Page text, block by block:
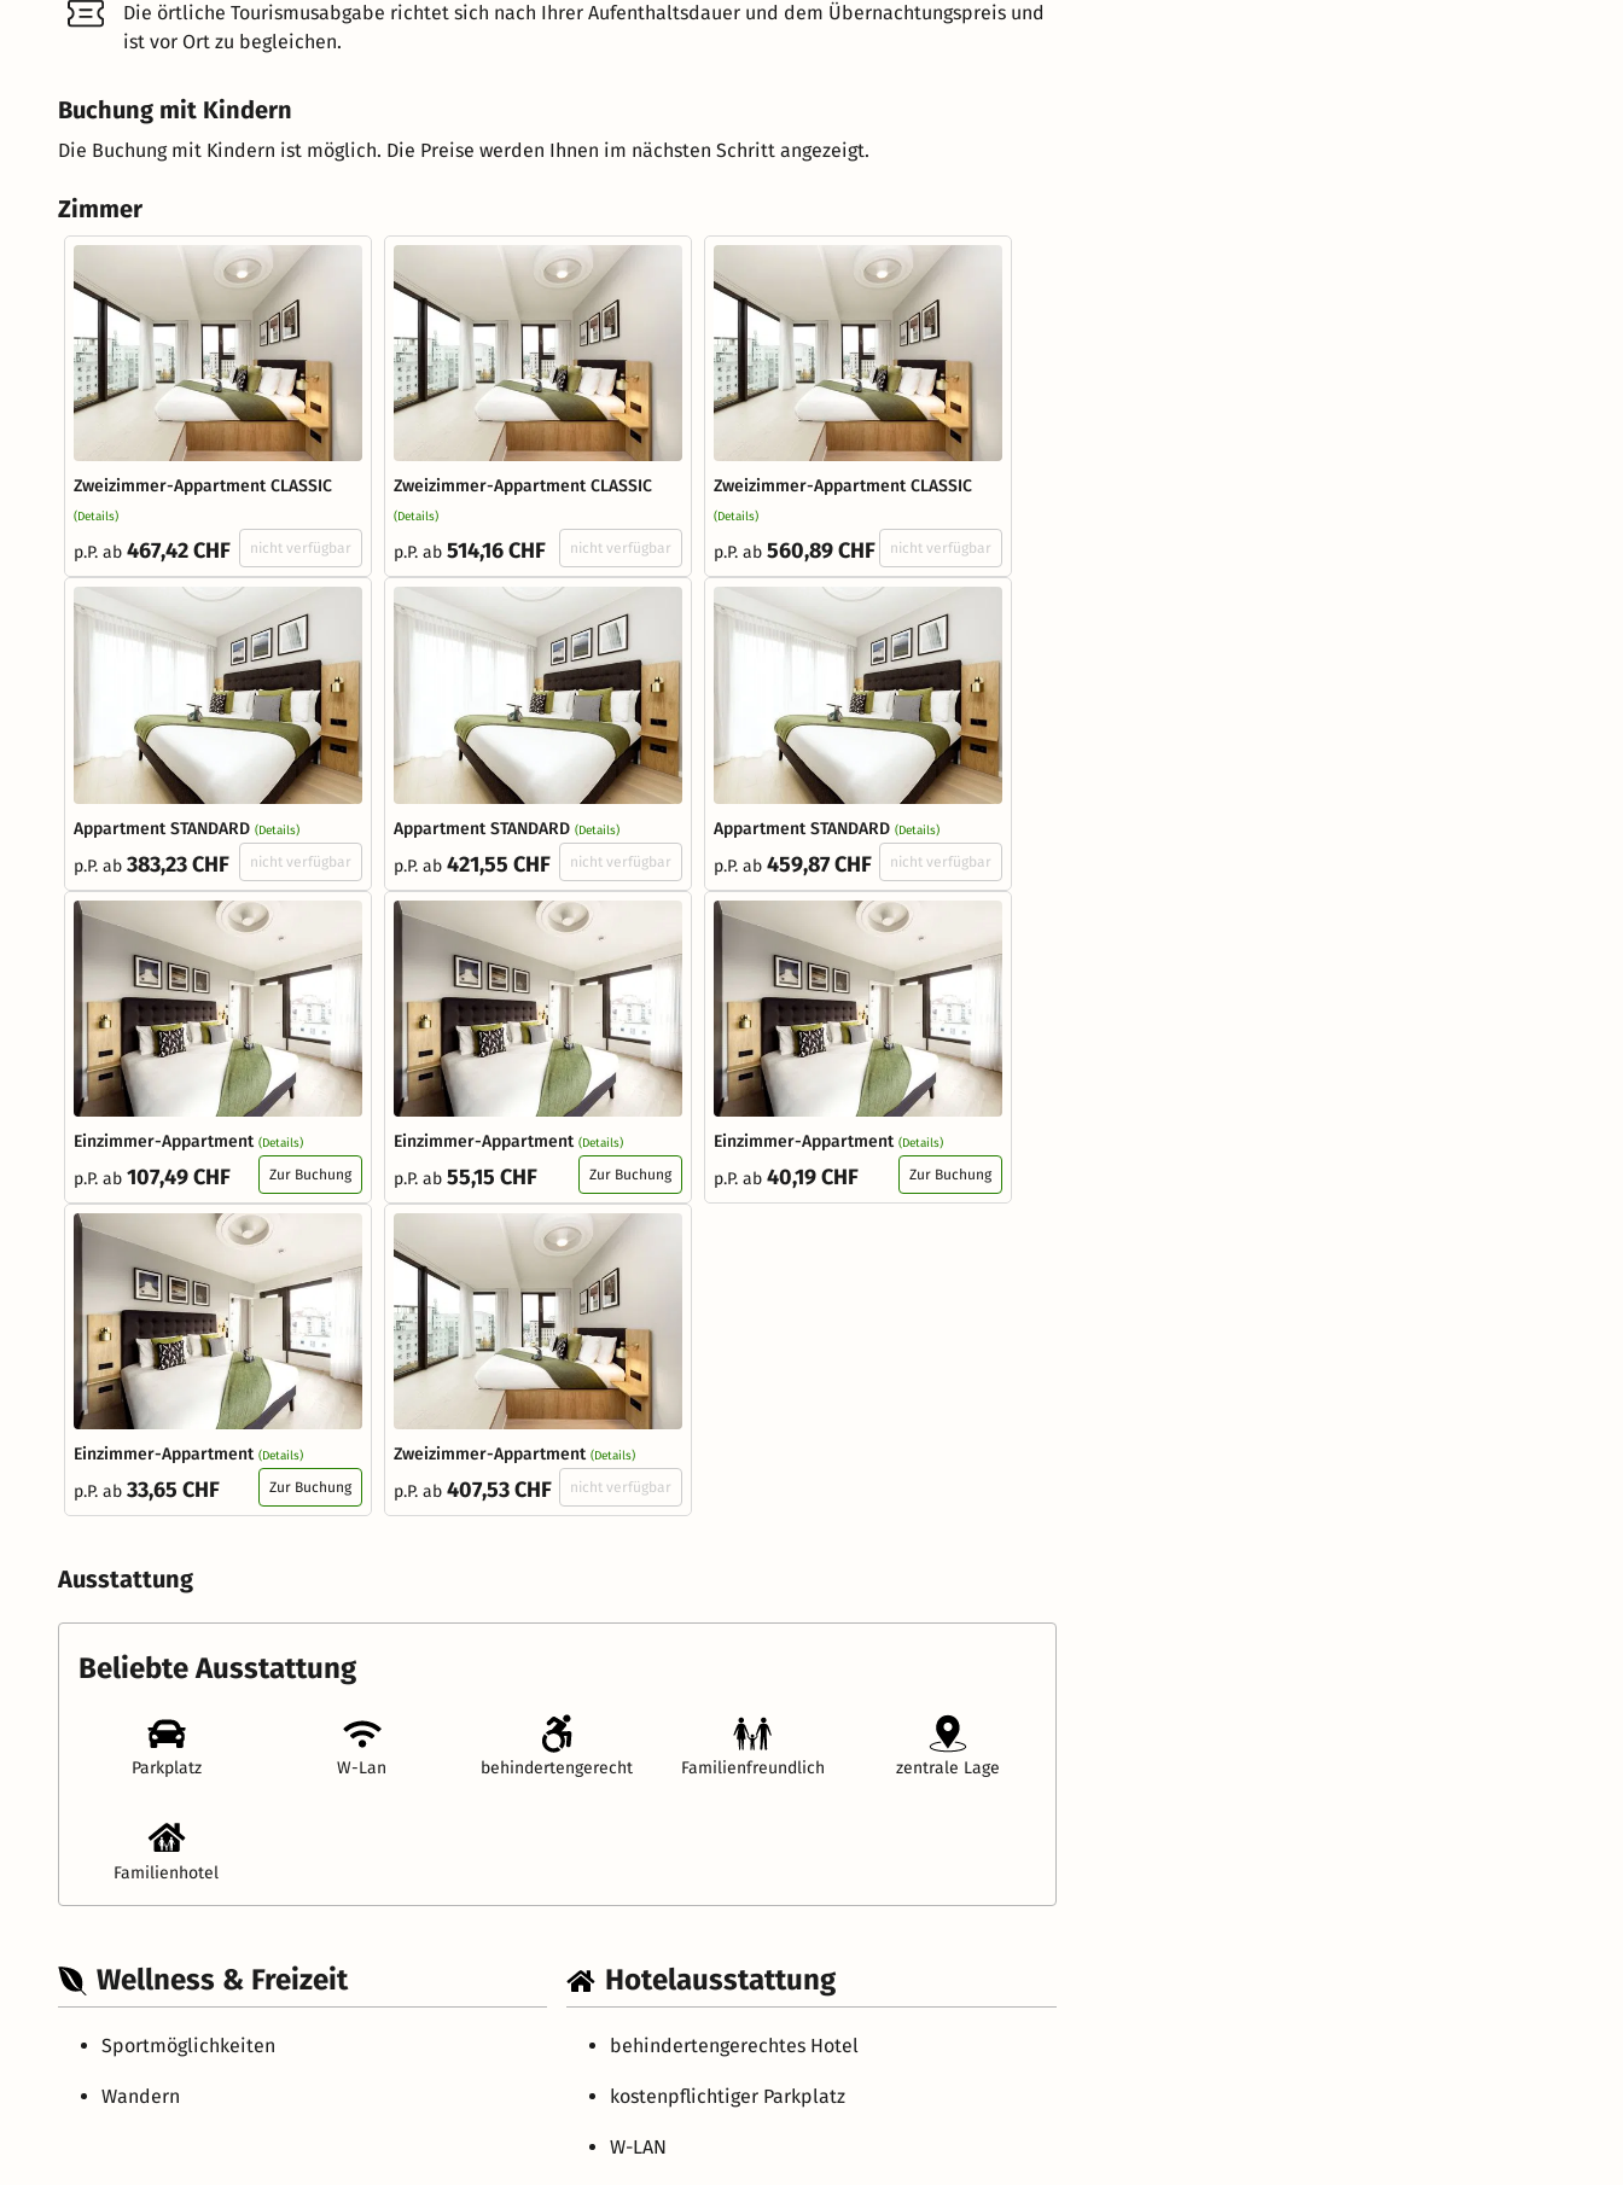
Die örtliche Tourismusabgabe richtet sich nach Ihrer Aufenthaltsdauer und dem Übernachtungspreis und
ist vor Ort zu begleichen.
Buchung mit Kindern
Die Buchung mit Kindern ist möglich. Die Preise werden Ihnen im nächsten Schritt angezeigt.
Zimmer
Zweizimmer-Appartment CLASSIC
(Details)
p.P. ab 467,42 CHF nicht verfügbar
Zweizimmer-Appartment CLASSIC
(Details)
p.P. ab 514,16 CHF nicht verfügbar
Zweizimmer-Appartment CLASSIC
(Details)
p.P. ab 560,89 CHF nicht verfügbar
Appartment STANDARD (Details)
p.P. ab 383,23 CHF nicht verfügbar
Appartment STANDARD (Details)
p.P. ab 421,55 CHF nicht verfügbar
Appartment STANDARD (Details)
p.P. ab 459,87 CHF nicht verfügbar
Einzimmer-Appartment (Details)
p.P. ab 107,49 CHF Zur Buchung
Einzimmer-Appartment (Details)
p.P. ab 55,15 CHF Zur Buchung
Einzimmer-Appartment (Details)
p.P. ab 40,19 CHF Zur Buchung
Einzimmer-Appartment (Details)
p.P. ab 33,65 CHF Zur Buchung
Zweizimmer-Appartment (Details)
p.P. ab 407,53 CHF nicht verfügbar
Ausstattung
Beliebte Ausstattung
Parkplatz W-Lan behindertengerecht Familienfreundlich zentrale Lage
Familienhotel
Wellness & Freizeit
Sportmöglichkeiten
Wandern
Hotelausstattung
behindertengerechtes Hotel
kostenpflichtiger Parkplatz
W-LAN